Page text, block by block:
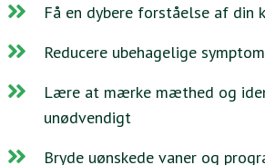
Få en dybere forståelse af din
Reducere ubehagelige
Lære at mærke mæthed og
unødvendigt
Bryde uønskede vaner og